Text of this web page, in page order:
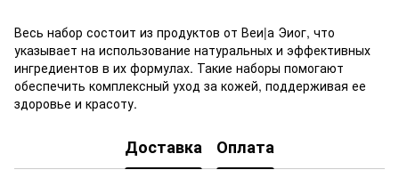
Весь набор состоит из продуктов от Веи|а Эиог, что
указывает на использование натуральных и эффективных
ингредиентов в их формулах. Такие наборы помогают
обеспечить комплексный уход за кожей, поддерживая ее
здоровье и красоту.
Доставка Оплата